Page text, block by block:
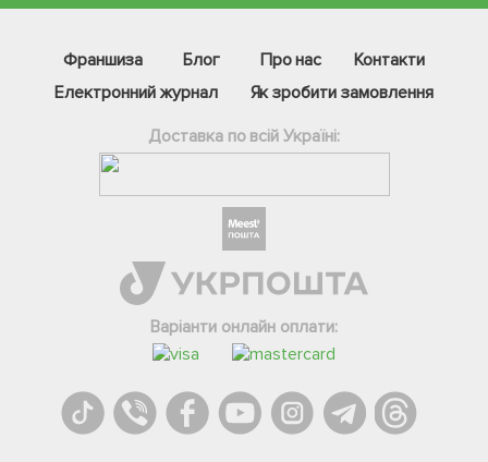
Франшиза Блог Про нас
Контакти
Електронний журнал
Як зробити замовлення
Доставка по всій Україні:
Варіанти онлайн оплати:
Телеграм
Вайбер
Онлайн чат